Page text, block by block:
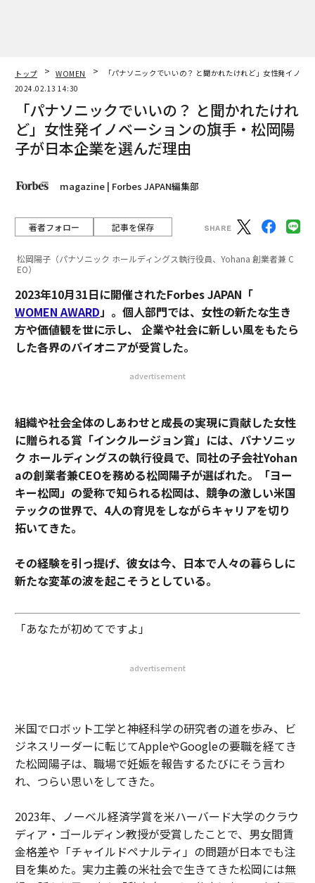
トップ WOMEN
「パナソニックでいいの？ と聞かれたけれど」女性発イノ
2024.02.13 14:30
「パナソニックでいいの？ と聞かれたけれ
ど」女性発イノベーションの旗手・松岡陽
子が日本企業を選んだ理由
magazine | Forbes JAPAN編集部
著者フォロー 記事を保存
松岡陽子（パナソニック ホールディングス執行役員、Yohana 創業者兼 C
EO）
2023年10月31日に開催されたForbes JAPAN「
WOMEN AWARD」。個人部門では、女性の新たな生き
方や価値観を世に示し、 企業や社会に新しい風をもたら
した各界のパイオニアが受賞した。
advertisement
組織や社会全体のしあわせと成長の実現に貢献した女性
に贈られる賞「インクルージョン賞」には、パナソニッ
ク ホールディングスの執行役員で、同社の子会社Yohan
aの創業者兼CEOを務める松岡陽子が選ばれた。「ヨー
キー松岡」の愛称で知られる松岡は、競争の激しい米国
テックの世界で、4人の育児をしながらキャリアを切り
拓いてきた。
その経験を引っ提げ、彼女は今、日本で人々の暮らしに
新たな変革の波を起こそうとしている。
「あなたが初めてですよ」
advertisement
米国でロボット工学と神経科学の研究者の道を歩み、ビ
ジネスリーダーに転じてAppleやGoogleの要職を経てき
た松岡陽子は、職場で妊娠を報告するたびにそう言わ
れ、つらい思いをしてきた。
2023年、ノーベル経済学賞を米ハーバード大学のクラウ
ディア・ゴールディン教授が受賞したことで、男女間賃
金格差や「チャイルドペナルティ」の問題が日本でも注
目を集めた。実力主義の米社会で生きてきた松岡には無